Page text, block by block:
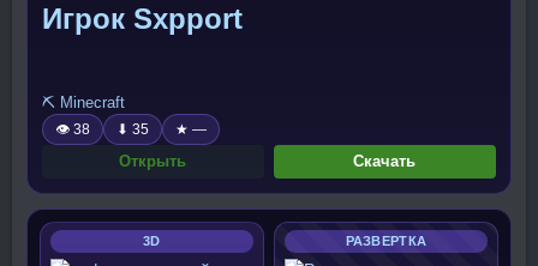
Игрок Sxpport
⛏️ Minecraft
👁 38 ⬇ 35 ★ —
Открыть Скачать
3D РАЗВЕРТКА